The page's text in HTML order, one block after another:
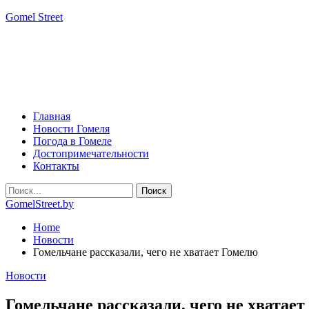
Gomel Street
Главная
Новости Гомеля
Погода в Гомеле
Достопримечательности
Контакты
GomelStreet.by
Home
Новости
Гомельчане рассказали, чего не хватает Гомелю
Новости
Гомельчане рассказали, чего не